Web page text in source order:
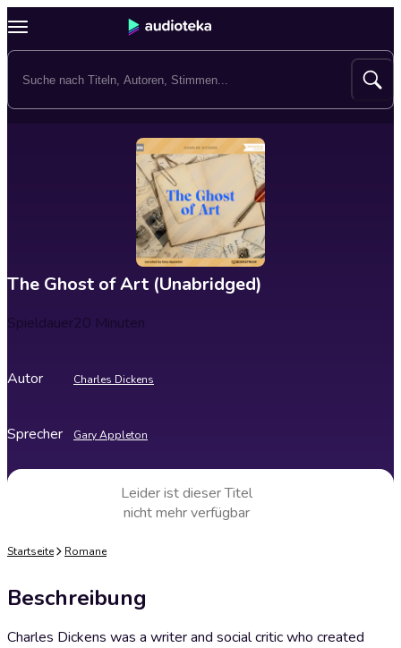
The Ghost of Art (Unabridged)
Spieldauer20 Minuten
Autor Charles Dickens
Sprecher Gary Appleton
Leider ist dieser Titel
nicht mehr verfügbar
Startseite Romane
Beschreibung
Charles Dickens was a writer and social critic who created